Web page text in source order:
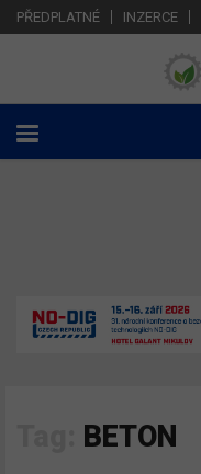
PŘEDPLATNÉ INZERCE
BETON